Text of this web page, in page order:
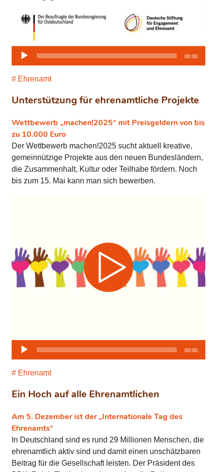
Unterstützung für ehrenamtliche Projekte
Wettbewerb „machen!2025“ mit Preisgeldern von bis
zu 10.000 Euro
Ehrenamt
Audio-
00:00
Der Wettbewerb machen!2025 sucht aktuell kreative,
gemeinnützige Projekte aus den neuen Bundesländern,
die Zusammenhalt, Kultur oder Teilhabe fördern. Noch
bis zum 15. Mai kann man sich bewerben.
Ein Hoch auf alle Ehrenamtlichen
Am 5. Dezember ist der „Internationale Tag des
Ehrenamts“
Ehrenamt
Audio-
00:00
In Deutschland sind es rund 29 Millionen Menschen, die
ehrenamtlich aktiv sind und damit einen unschätzbaren
Beitrag für die Gesellschaft leisten. Der Präsident des